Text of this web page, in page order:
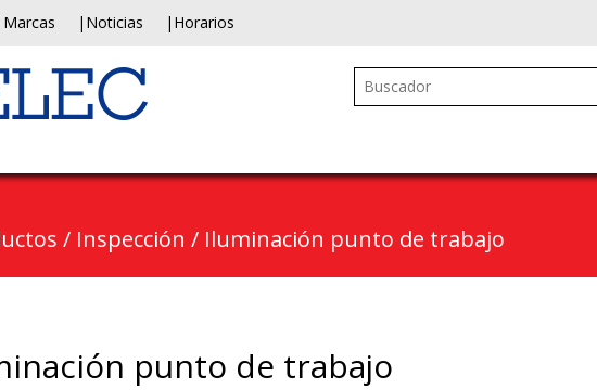
Marcas Noticias Horarios
/ Inspección / Iluminación punto de trabajo
punto de trabajo